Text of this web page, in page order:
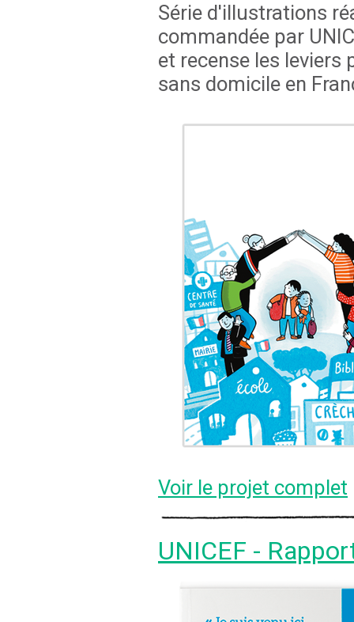
Série d'illustrations
commandée par
et recense les
sans domicile en
Voir le projet complet
UNICEF -